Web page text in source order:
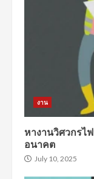
งาน
หางานวิศวกรไ
อนาคต
July 10, 2025